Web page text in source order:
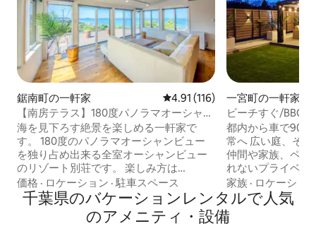
鋸南町の一軒家 レビュー116件、5つ星中4.91つ
4.91 (116)
【南房テラス】180度パノラマオーシャン
ビュー絶景を楽しむリゾート別荘の家
海を見下ろす絶景を楽しめる一軒家で
す。 180度のパノラマオーシャンビュー
を独り占め出来る全室オーシャンビュー
のリゾート別荘です。 楽しみ方は
色々。。。 自らの別荘として、思いのま
まにお過ごし下さい。 南房テラスでのひ
と時が、ゲスト様の素敵な記憶になれば
価格 · ロケーション ·駐車スペース
一宮町の一軒家
ビーチすぐ/BBQ/
築の貸別荘シーガ
都内から車で90
常へ 広い庭、そして満天の星空。大事な
仲間や家族、ペッ
れないプライベー
ださい 【施設の魅力】 海辺を散歩した後
は、広々とした庭
浴びながら飲むビー
ンイベントはお庭での
家族 · ロケーショ
千葉県のバケーションレンタルで人気
のアメニティ・設備